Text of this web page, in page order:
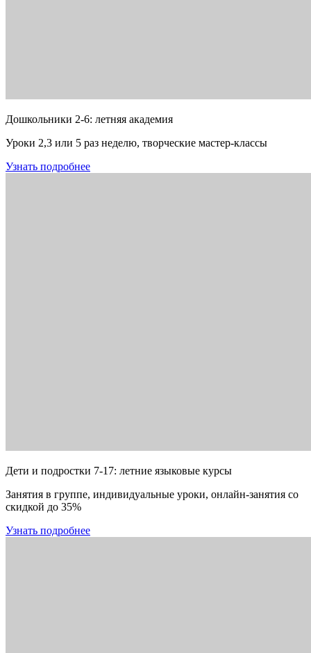
Дошкольники 2-6: летняя академия
Уроки 2,3 или 5 раз неделю, творческие мастер-классы
Узнать подробнее
Дети и подростки 7-17: летние языковые курсы
Занятия в группе, индивидуальные уроки, онлайн-занятия со
скидкой до 35%
Узнать подробнее